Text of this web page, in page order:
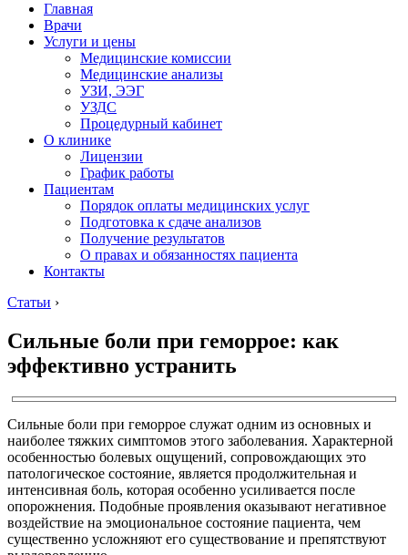
Главная
Врачи
Услуги и цены
Медицинские комиссии
Медицинские анализы
УЗИ, ЭЭГ
УЗДС
Процедурный кабинет
О клинике
Лицензии
График работы
Пациентам
Порядок оплаты медицинских услуг
Подготовка к сдаче анализов
Получение результатов
О правах и обязанностях пациента
Контакты
Статьи ›
Сильные боли при геморрое: как
эффективно устранить
Сильные боли при геморрое служат одним из основных и
наиболее тяжких симптомов этого заболевания. Характерной
особенностью болевых ощущений, сопровождающих это
патологическое состояние, является продолжительная и
интенсивная боль, которая особенно усиливается после
опорожнения. Подобные проявления оказывают негативное
воздействие на эмоциональное состояние пациента, чем
существенно усложняют его существование и препятствуют